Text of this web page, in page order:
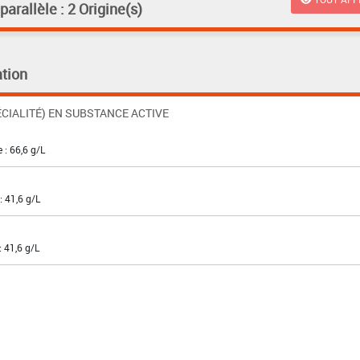
: 2 Origine(s)
EN SUBSTANCE ACTIVE
: 66,6 g/L
41,6 g/L
g/L